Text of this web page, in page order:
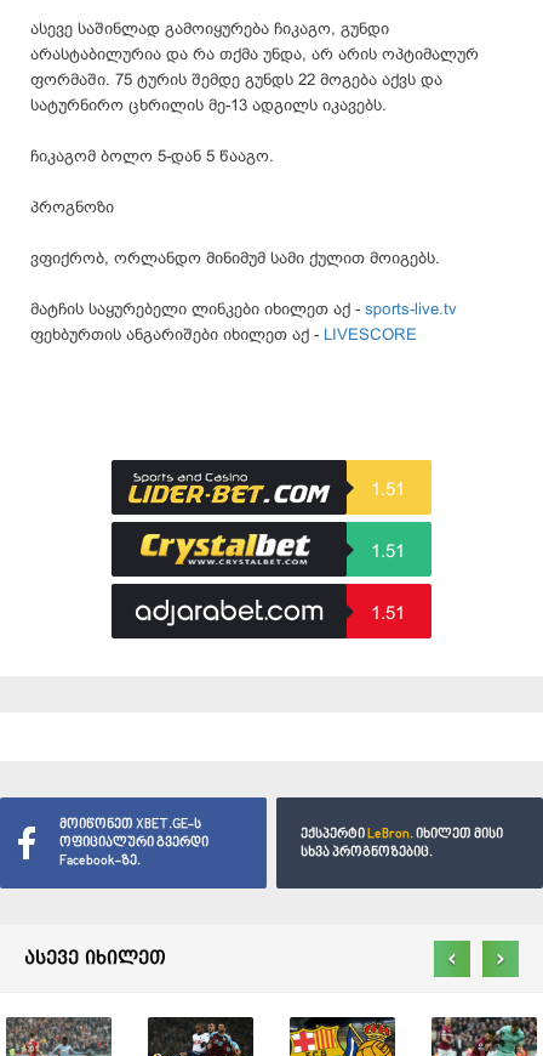
ასევე საშინლად გამოიყურება ჩიკაგო, გუნდი
არასტაბილურია და რა თქმა უნდა, არ არის ოპტიმალურ
ფორმაში. 75 ტურის შემდე გუნდს 22 მოგება აქვს და
სატურნირო ცხრილის მე-13 ადგილს იკავებს.
ჩიკაგომ ბოლო 5-დან 5 წააგო.
პროგნოზი
ვფიქრობ, ორლანდო მინიმუმ სამი ქულით მოიგებს.
მატჩის საყურებელი ლინკები იხილეთ აქ - sports-live.tv
ფეხბურთის ანგარიშები იხილეთ აქ - LIVESCORE
1.51
1.51
1.51
მოიწონეთ XBET.GE-ს
ოფიციალური გვერდი
Facebook-ზე.
ექსპერტი LeBron.იხილეთ მისი
სხვა პროგნოზებიც.
ასევე იხილეთ ‹ ›